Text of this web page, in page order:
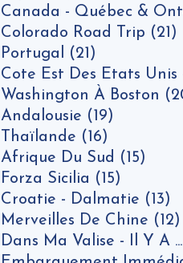
Canada - Québec &
Colorado Road Trip (21)
Portugal (21)
Cote Est Des Etats Unis
Washington À Boston
Andalousie (19)
Thaïlande (16)
Afrique Du Sud (15)
Forza Sicilia (15)
Croatie - Dalmatie (13)
Merveilles De Chine (12)
Dans Ma Valise - Il Y A